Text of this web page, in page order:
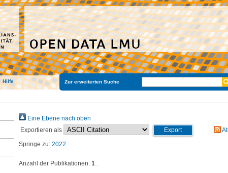
Hilfe Zur erweiterten Suche
Eine Ebene nach oben
Exportieren als
Springe zu: 2022
Anzahl der Publikationen: 1